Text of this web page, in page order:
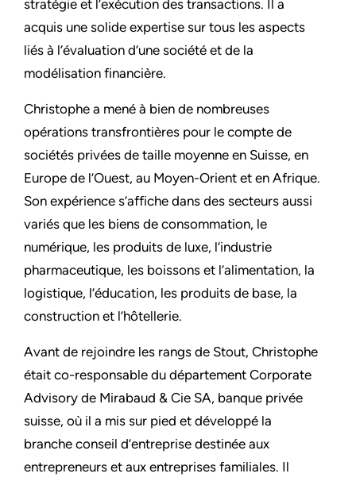
stratégie et l’exécution des transactions. Il a
acquis une solide expertise sur tous les aspects
liés à l’évaluation d’une société et de la
modélisation financière.
Christophe a mené à bien de nombreuses
opérations transfrontières pour le compte de
sociétés privées de taille moyenne en Suisse, en
Europe de l’Ouest, au Moyen-Orient et en Afrique.
Son expérience s’affiche dans des secteurs aussi
variés que les biens de consommation, le
numérique, les produits de luxe, l’industrie
pharmaceutique, les boissons et l’alimentation, la
logistique, l’éducation, les produits de base, la
construction et l’hôtellerie.
Avant de rejoindre les rangs de Stout, Christophe
était co-responsable du département Corporate
Advisory de Mirabaud & Cie SA, banque privée
suisse, où il a mis sur pied et développé la
branche conseil d’entreprise destinée aux
entrepreneurs et aux entreprises familiales. Il